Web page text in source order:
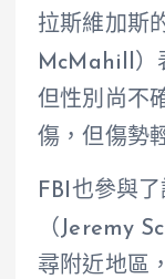
拉斯維加斯
McMahill）
但性別尚不
傷，但傷勢
FBI也參與
（Jeremy
尋附近地區